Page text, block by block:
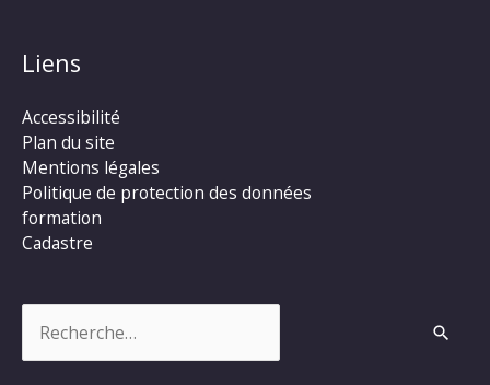
Liens
Accessibilité
Plan du site
Mentions légales
Politique de protection des données
formation
Cadastre